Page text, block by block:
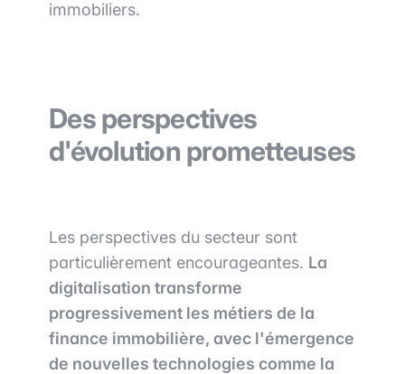
immobiliers.
Des perspectives
d'évolution prometteuses
Les perspectives du secteur sont
particulièrement encourageantes. La
digitalisation transforme
progressivement les métiers de la
finance immobilière, avec l'émergence
de nouvelles technologies comme la